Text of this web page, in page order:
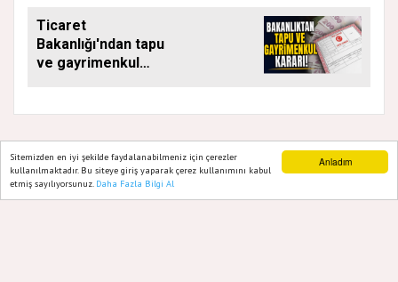
Anladım
Sitemizden en iyi şekilde faydalanabilmeniz için çerezler
kullanılmaktadır. Bu siteye giriş yaparak çerez kullanımını kabul
etmiş sayılıyorsunuz. Daha Fazla Bilgi Al
SÜRÜYOR
Ticaret
Bakanlığı'ndan tapu
ve gayrimenkul
yapamayacak
GAZETE ATAŞEHIR 2020
Yazılım |Onemsoft
Ana Sayfa Web TV